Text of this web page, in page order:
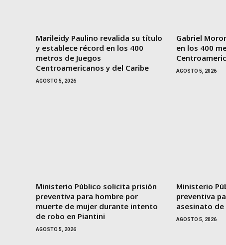
Marileidy Paulino revalida su título
y establece récord en los 400
metros de Juegos
Centroamericanos y del Caribe
AGOSTO 5, 2026
Gabriel
en los 400
AGOSTO 5, 2026
Ministerio Público solicita prisión
preventiva para hombre por
muerte de mujer durante intento
de robo en Piantini
AGOSTO 5, 2026
Ministerio
preventiva
asesinato de
AGOSTO 5, 2026